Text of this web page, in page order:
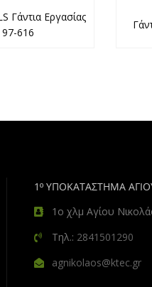
Γάντια Εργασίας
97-616
1º ΥΠΟΚΑΤΑΣΤΗΜΑ
1ο χλμ Αγίου
Τηλ.: 2841501290
agnikolaos@ktec.gr